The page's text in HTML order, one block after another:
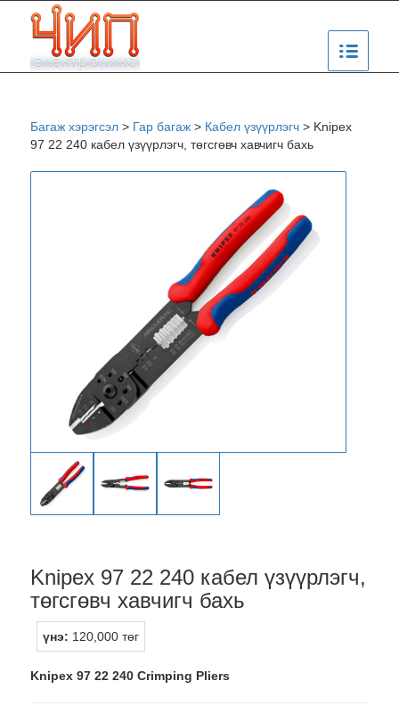
Багаж хэрэгсэл> Гар багаж> Кабел үзүүрлэгч> Knipex
97 22 240 кабел үзүүрлэгч, төгсгөвч хавчигч бахь
Knipex 97 22 240 кабел үзүүрлэгч,
төгсгөвч хавчигч бахь
үнэ: 120,000 төг
Knipex 97 22 240 Crimping Pliers